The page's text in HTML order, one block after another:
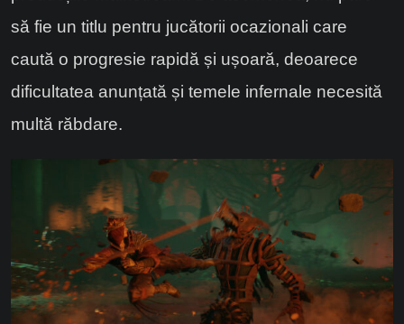
să fie un titlu pentru jucătorii ocazionali care
caută o progresie rapidă și ușoară, deoarece
dificultatea anunțată și temele infernale necesită
multă răbdare.